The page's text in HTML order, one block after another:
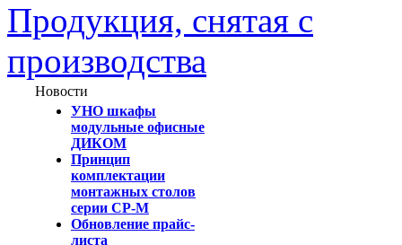
Продукция, снятая с
производства
Новости
УНО шкафы
модульные офисные
ДИКОМ
Принцип
комплектации
монтажных столов
серии СР-М
Обновление прайс-
листа